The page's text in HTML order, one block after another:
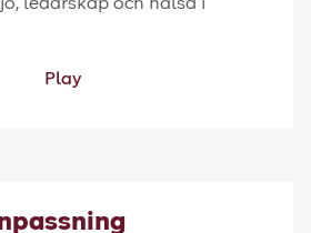
ledarskap och hälsa i
Play